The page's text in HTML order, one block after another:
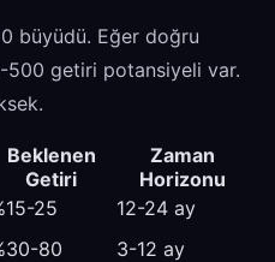
büyüdü. Eğer doğru
500 getiri potansiyeli var.
Beklenen
Getiri
Zaman
Horizonu
25
12-24 ay
80
3-12 ay